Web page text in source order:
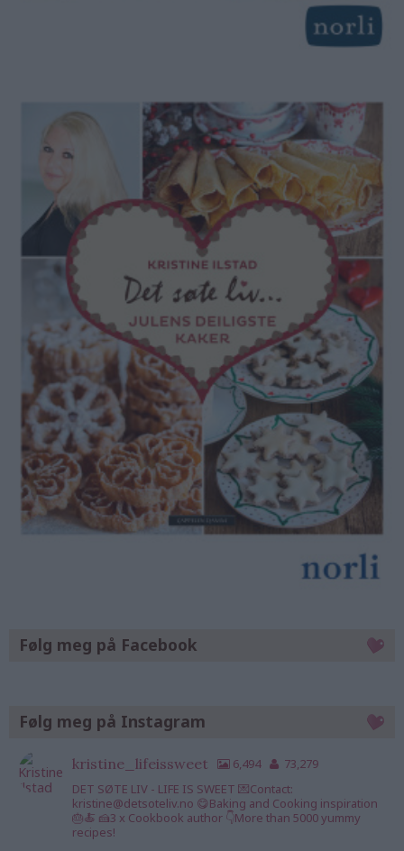
Følg meg på Facebook
Følg meg på Instagram
kristine_lifeissweet 6,494
73,279
DET SØTE LIV - LIFE IS SWEET 💌Contact:
kristine@detsoteliv.no 😋Baking and Cooking inspiration
🎂🍝 🍰3 x Cookbook author 👇More than 5000 yummy
recipes!